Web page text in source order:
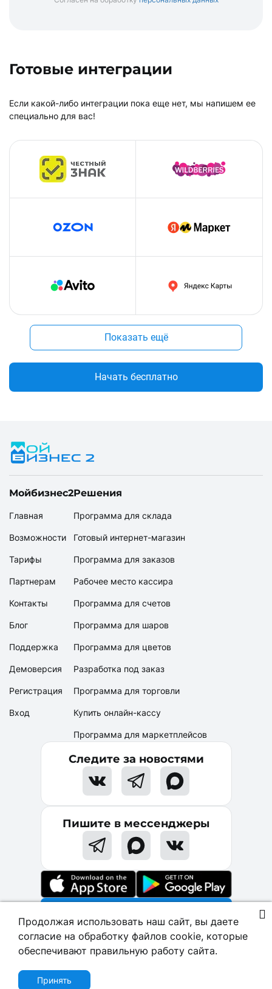
Готовые интеграции
Если какой-либо интеграции пока еще нет, мы напишем ее
специально для вас!
Показать ещё
Начать бесплатно
Мойбизнес2
Главная
Возможности
Тарифы
Партнерам
Контакты
Блог
Поддержка
Демоверсия
Регистрация
Вход
Решения
Программа для склада
Готовый интернет-магазин
Программа для заказов
Рабочее место кассира
Программа для счетов
Программа для шаров
Программа для цветов
Разработка под заказ
Программа для торговли
Купить онлайн-кассу
Программа для маркетплейсов
Следите за новостями
Пишите в мессенджеры
© 2017-2026 МойБизнес2, ООО "Программное
Политика конфиденциальности
Продолжая использовать наш сайт, вы даете
согласие на обработку файлов cookie, которые
обеспечивают правильную работу сайта.
Принять